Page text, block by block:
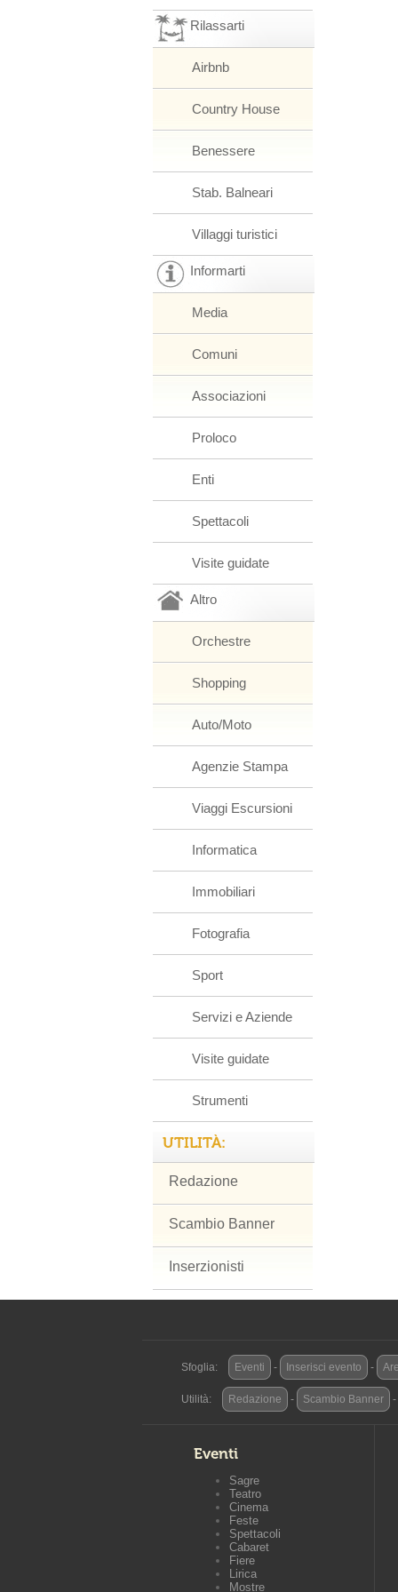
Rilassarti
Airbnb
Country House
Benessere
Stab. Balneari
Villaggi turistici
Informarti
Media
Comuni
Associazioni
Proloco
Enti
Spettacoli
Visite guidate
Altro
Orchestre
Shopping
Auto/Moto
Agenzie Stampa
Viaggi Escursioni
Informatica
Immobiliari
Fotografia
Sport
Servizi e Aziende
Visite guidate
Strumenti
UTILITÀ:
Redazione
Scambio Banner
Inserzionisti
Sfoglia: Eventi - Inserisci evento -
Utilità: Redazione - Scambio Banner -
Eventi
Sagre
Teatro
Cinema
Feste
Spettacoli
Cabaret
Fiere
Lirica
Mostre